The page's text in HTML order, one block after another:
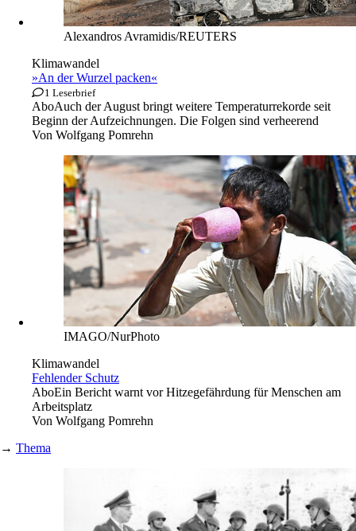
Alexandros Avramidis/REUTERS
Klimawandel
»An der Wurzel packen«
1 Leserbrief
AboAuch der August bringt weitere Temperaturrekorde seit
Beginn der Aufzeichnungen. Die Folgen sind verheerend
Von Wolfgang Pomrehn
IMAGO/NurPhoto
Klimawandel
Fehlender Schutz
AboEin Bericht warnt vor Hitzegefährdung für Menschen am
Arbeitsplatz
Von Wolfgang Pomrehn
→ Thema